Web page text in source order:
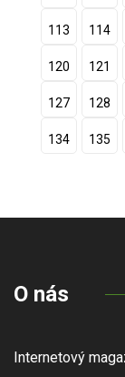
113 114
120 121
127 128
134 135
O nás
Internetový